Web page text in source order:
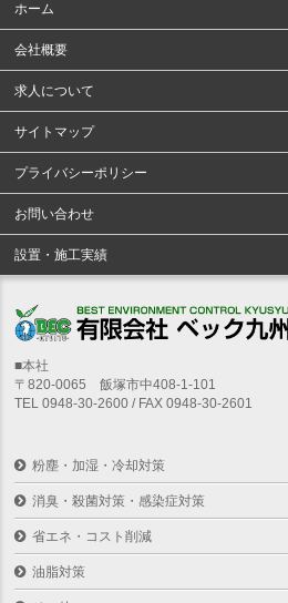
ホーム
会社概要
求人について
サイトマップ
プライバシーポリシー
お問い合わせ
設置・施工実績
■本社
〒820-0065 飯塚市中408-1-101
TEL 0948-30-2600 / FAX 0948-30-2601
粉塵・加湿・冷却対策
消臭・殺菌対策・感染症対策
省エネ・コスト削減
油脂対策